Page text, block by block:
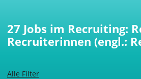
Alle Filter
27 Jobs im Recruiting:
Recruiterinnen (engl.: